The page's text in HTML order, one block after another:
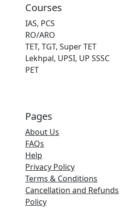
Courses
IAS, PCS
RO/ARO
TET, TGT, Super TET
Lekhpal, UPSI, UP SSSC
PET
Pages
About Us
FAQs
Help
Privacy Policy
Terms & Conditions
Cancellation and Refunds
Policy